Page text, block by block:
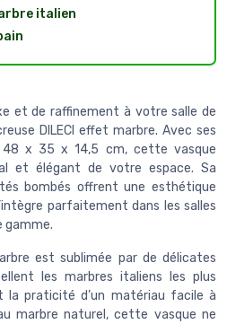
italien
et de raffinement à votre salle de
DILECI effet marbre. Avec ses
48 x 35 x 14,5 cm, cette vasque
et élégant de votre espace. Sa
bombés offrent une esthétique
parfaitement dans les salles
gamme.
est sublimée par de délicates
les marbres italiens les plus
praticité d’un matériau facile à
marbre naturel, cette vasque ne